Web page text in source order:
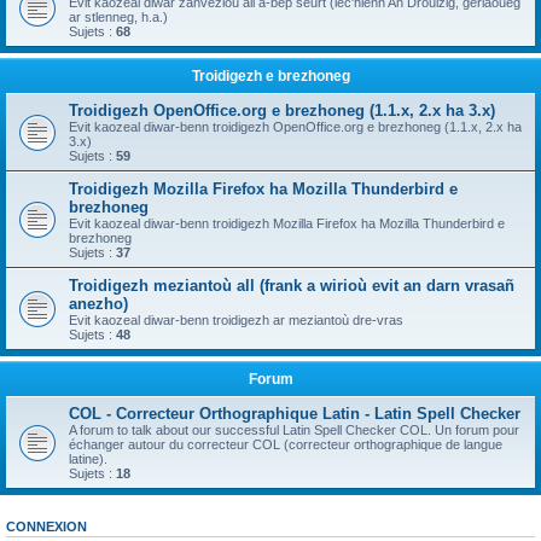
ar stlenneg, h.a.)
Sujets : 68
Troidigezh e brezhoneg
Troidigezh OpenOffice.org e brezhoneg (1.1.x, 2.x ha 3.x)
Evit kaozeal diwar-benn troidigezh OpenOffice.org e brezhoneg (1.1.x, 2.x ha
3.x)
Sujets : 59
Troidigezh Mozilla Firefox ha Mozilla Thunderbird e
brezhoneg
Evit kaozeal diwar-benn troidigezh Mozilla Firefox ha Mozilla Thunderbird e
brezhoneg
Sujets : 37
Troidigezh meziantoù all (frank a wirioù evit an darn vrasañ
anezho)
Evit kaozeal diwar-benn troidigezh ar meziantoù dre-vras
Sujets : 48
Forum
COL - Correcteur Orthographique Latin - Latin Spell Checker
A forum to talk about our successful Latin Spell Checker COL. Un forum pour
échanger autour du correcteur COL (correcteur orthographique de langue
latine).
Sujets : 18
CONNEXION